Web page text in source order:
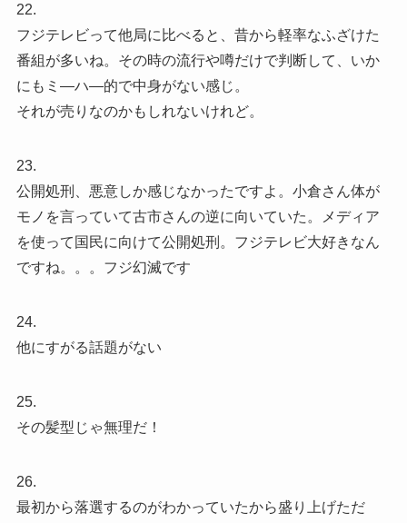
22.
フジテレビって他局に比べると、昔から軽率なふざけた
番組が多いね。その時の流行や噂だけで判断して、いか
にもミ―ハ―的で中身がない感じ。
それが売りなのかもしれないけれど。
23.
公開処刑、悪意しか感じなかったですよ。小倉さん体が
モノを言っていて古市さんの逆に向いていた。メディア
を使って国民に向けて公開処刑。フジテレビ大好きなん
ですね。。。フジ幻滅です
24.
他にすがる話題がない
25.
その髪型じゃ無理だ！
26.
最初から落選するのがわかっていたから盛り上げただ